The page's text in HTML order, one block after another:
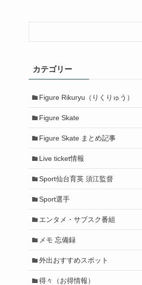
カテゴリー
Figure Rikuryu（りくりゅう）
Figure Skate
Figure Skate まとめ記事
Live ticket情報
Sport仙台育英 須江監督
Sport選手
エンタメ・サブスク番組
メモ 忘備録
外出おすすめスポット
得々（お得情報）